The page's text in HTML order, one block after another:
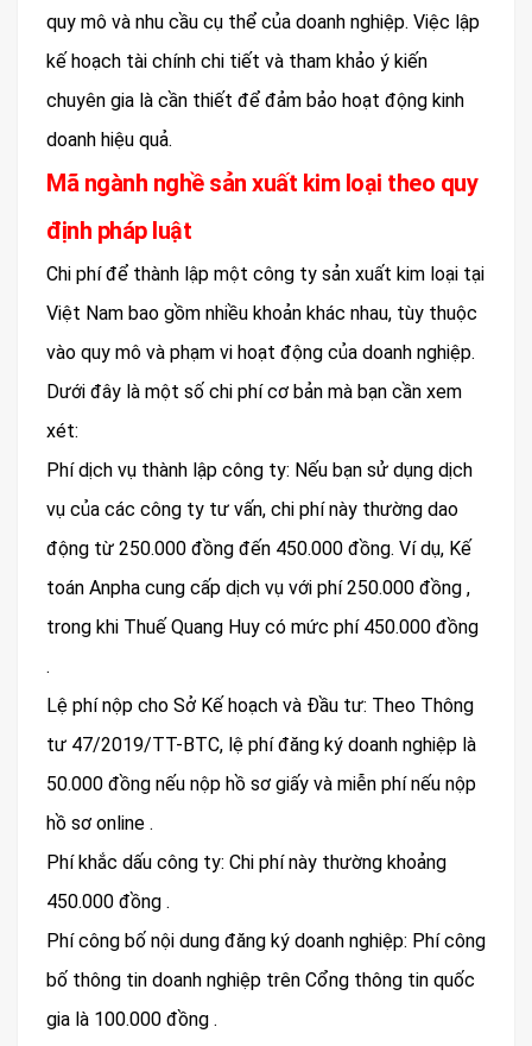
quy mô và nhu cầu cụ thể của doanh nghiệp. Việc lập
kế hoạch tài chính chi tiết và tham khảo ý kiến
chuyên gia là cần thiết để đảm bảo hoạt động kinh
doanh hiệu quả.
Mã ngành nghề sản xuất kim loại theo quy
định pháp luật
Chi phí để thành lập một công ty sản xuất kim loại tại
Việt Nam bao gồm nhiều khoản khác nhau, tùy thuộc
vào quy mô và phạm vi hoạt động của doanh nghiệp.
Dưới đây là một số chi phí cơ bản mà bạn cần xem
xét:
Phí dịch vụ thành lập công ty: Nếu bạn sử dụng dịch
vụ của các công ty tư vấn, chi phí này thường dao
động từ 250.000 đồng đến 450.000 đồng. Ví dụ, Kế
toán Anpha cung cấp dịch vụ với phí 250.000 đồng ,
trong khi Thuế Quang Huy có mức phí 450.000 đồng
.
Lệ phí nộp cho Sở Kế hoạch và Đầu tư: Theo Thông
tư 47/2019/TT-BTC, lệ phí đăng ký doanh nghiệp là
50.000 đồng nếu nộp hồ sơ giấy và miễn phí nếu nộp
hồ sơ online .
Phí khắc dấu công ty: Chi phí này thường khoảng
450.000 đồng .
Phí công bố nội dung đăng ký doanh nghiệp: Phí công
bố thông tin doanh nghiệp trên Cổng thông tin quốc
gia là 100.000 đồng .